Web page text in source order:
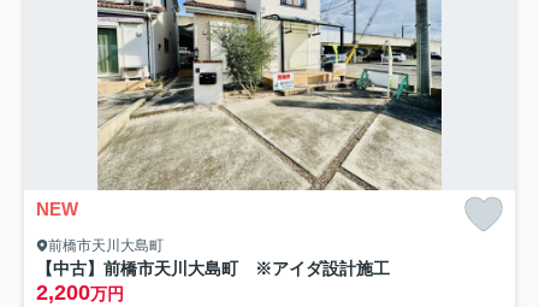
NEW
前橋市天川大島町
【中古】前橋市天川大島町 ※アイダ設計施工
2,200万円